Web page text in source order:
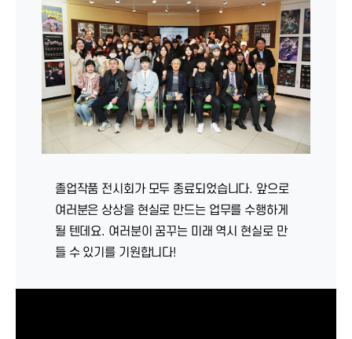
졸업작품 전시회가 모두 종료되었습니다. 앞으로
여러분은 상상을 현실로 만드는 업무를 수행하게
될 텐데요. 여러분이 꿈꾸는 미래 역시 현실로 만
들 수 있기를 기원합니다!